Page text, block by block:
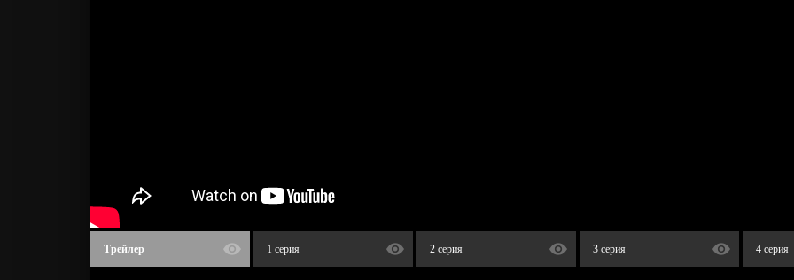
Трейлер 1 серия 2 серия 3 серия 4 серия